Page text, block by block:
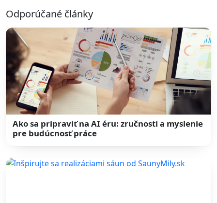
Odporúčané články
Ako sa pripraviť na AI éru: zručnosti a myslenie
pre budúcnosť práce